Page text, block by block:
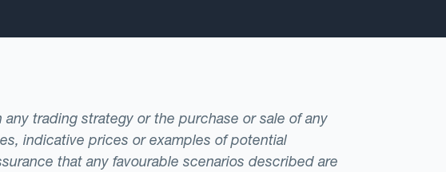
trading strategy or the purchase or sale of any
indicative prices or examples of potential
that any favourable scenarios described are